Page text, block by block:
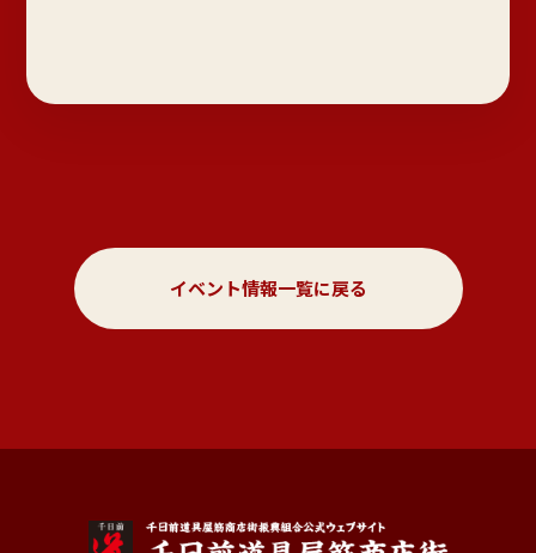
イベント情報一覧に戻る